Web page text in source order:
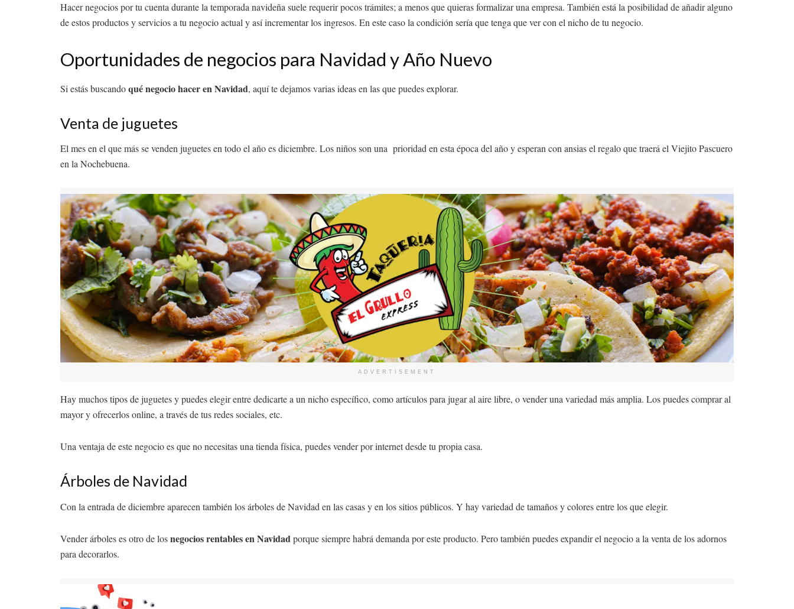
Hacer negocios por tu cuenta durante la temporada navideña suele requerir pocos trámites; a menos que quieras formalizar una empresa. También está la posibilidad de añadir alguno
de estos productos y servicios a tu negocio actual y así incrementar los ingresos. En este caso la condición sería que tenga que ver con el nicho de tu negocio.
Oportunidades de negocios para Navidad y Año Nuevo
Si estás buscandoqué negocio hacer en Navidad, aquí te dejamos varias ideas en las que puedes explorar.
Venta de juguetes
El mes en el que más se venden juguetes en todo el año es diciembre. Los niños son una prioridad en esta época del año y esperan con ansias el regalo que traerá el Viejito Pascuero
en la Nochebuena.
ADVERTISEMENT
Hay muchos tipos de juguetes y puedes elegir entre dedicarte a un nicho específico, como artículos para jugar al aire libre, o vender una variedad más amplia. Los puedes comprar al
mayor y ofrecerlos online, a través de tus redes sociales, etc.
Una ventaja de este negocio es que no necesitas una tienda física, puedes vender por internet desde tu propia casa.
Árboles de Navidad
Con la entrada de diciembre aparecen también los árboles de Navidad en las casas y en los sitios públicos. Y hay variedad de tamaños y colores entre los que elegir.
Vender árboles es otro de losnegocios rentables en Navidadporque siempre habrá demanda por este producto. Pero también puedes expandir el negocio a la venta de los adornos
para decorarlos.